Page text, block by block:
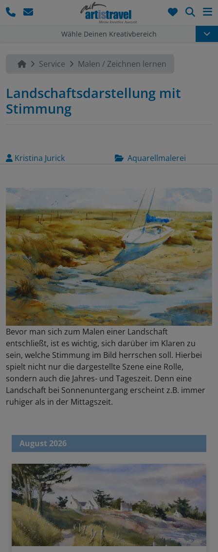
Wähle Deinen Kreativbereich
Service Malen / Zeichnen lernen
Landschaftsdarstellung mit
Stimmung
Kristina Jurick Aquarellmalerei
Bevor man sich zum Malen einer Landschaft
entschließt, ist es wichtig, sich darüber im Klaren zu
sein, welche Stimmung im Bild herrschen soll. Hierbei
spielt nicht nur die dargestellte Szene eine Rolle,
sondern auch die Jahres- und Tageszeit. Denn eine
Landschaft bei Sonnenuntergang erscheint z.B. immer
ruhiger als in der Mittagszeit.
August 2026